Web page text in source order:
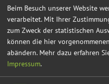
Tel.: 08462 205-33
vCard GPS:
Beim Besuch unserer Website
verarbeitet. Mit Ihrer
zum Zweck der statistischen
können die hier
abändern. Mehr dazu erfahren
Impressum.